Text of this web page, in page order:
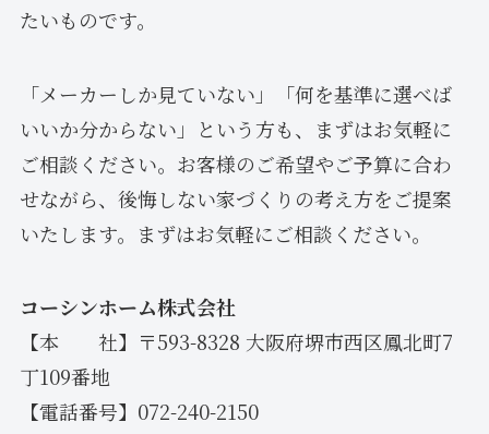
たいものです。
「メーカーしか見ていない」「何を基準に選べば
いいか分からない」という方も、まずはお気軽に
ご相談ください。お客様のご希望やご予算に合わ
せながら、後悔しない家づくりの考え方をご提案
いたします。まずはお気軽にご相談ください。
コーシンホーム株式会社
【本 社】〒593-8328 大阪府堺市西区鳳北町7
丁109番地
【電話番号】072-240-2150